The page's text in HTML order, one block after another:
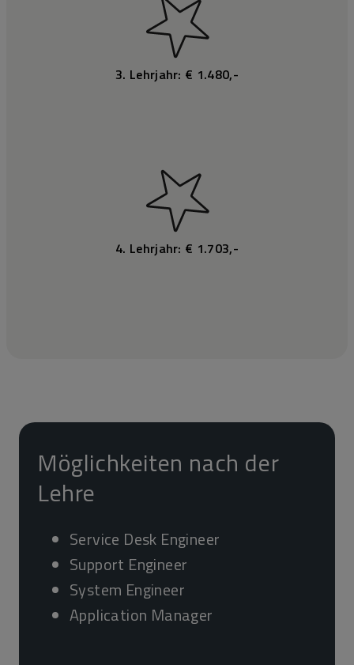
3. Lehrjahr: € 1.480,-
4. Lehrjahr: € 1.703,-
Möglichkeiten nach der
Lehre
Service Desk Engineer
Support Engineer
System Engineer
Application Manager